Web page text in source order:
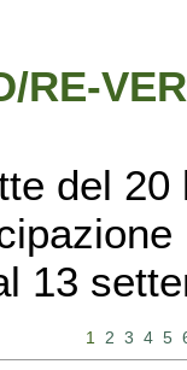
RE-
del
13
1 2 3 4 5